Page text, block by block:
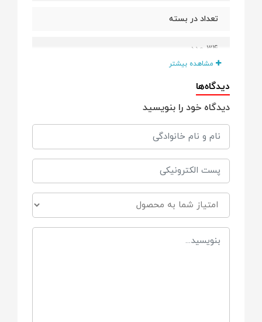
تعداد در بسته
34 عدد
مناسب برای وزن
۷ تا ۱۸ کیلوگرم
نحوه بسته شدن پوشک
چسبی
سایر توضیحات
• قدرت جذب بالا
مشاهده بیشتر
دیدگاه‌ها
دیدگاه خود را بنویسید